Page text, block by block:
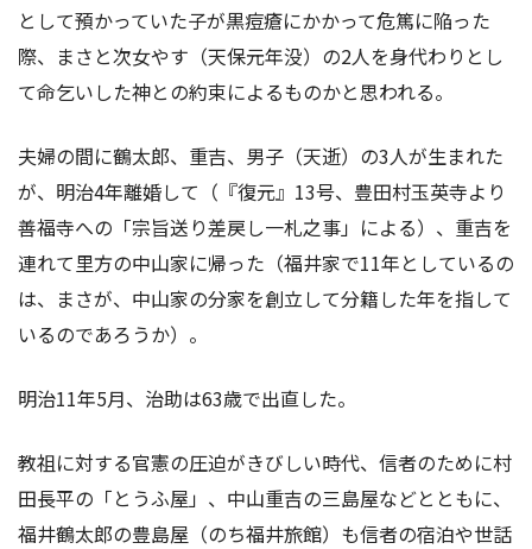
として預かっていた子が黒痘瘡にかかって危篤に陥った
際、まさと次女やす（天保元年没）の2人を身代わりとし
て命乞いした神との約束によるものかと思われる。
夫婦の間に鶴太郎、重吉、男子（天逝）の3人が生まれた
が、明治4年離婚して（『復元』13号、豊田村玉英寺より
善福寺への「宗旨送り差戻し一札之事」による）、重吉を
連れて里方の中山家に帰った（福井家で11年としているの
は、まさが、中山家の分家を創立して分籍した年を指して
いるのであろうか）。
明治11年5月、治助は63歳で出直した。
教祖に対する官憲の圧迫がきびしい時代、信者のために村
田長平の「とうふ屋」、中山重吉の三島屋などとともに、
福井鶴太郎の豊島屋（のち福井旅館）も信者の宿泊や世話